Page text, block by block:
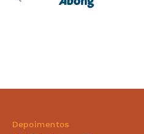
Depoimentos